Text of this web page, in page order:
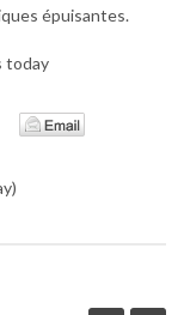
épuisantes.
today